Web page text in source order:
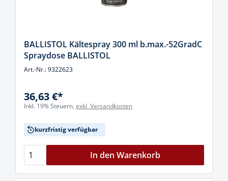
BALLISTOL Kältespray 300 ml b.max.-52GradC
Spraydose BALLISTOL
Art.-Nr.: 9322623
36,63 €*
Inkl. 19% Steuern, exkl. Versandkosten
kurzfristig verfügbar
In den Warenkorb